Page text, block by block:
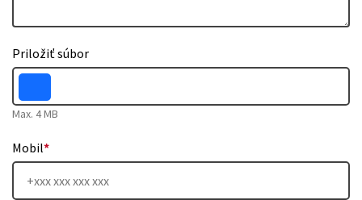
Priložiť súbor
Max. 4 MB
Mobil*